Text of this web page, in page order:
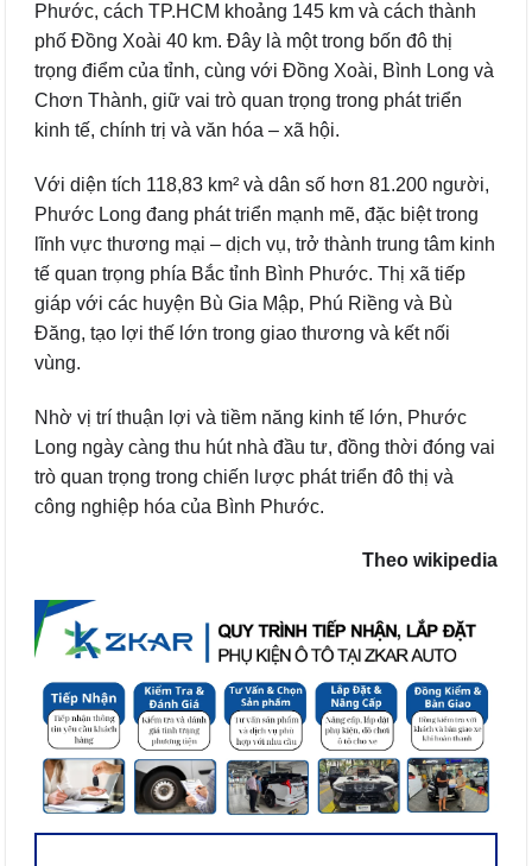
Phước, cách TP.HCM khoảng 145 km và cách thành
phố Đồng Xoài 40 km. Đây là một trong bốn đô thị
trọng điểm của tỉnh, cùng với Đồng Xoài, Bình Long và
Chơn Thành, giữ vai trò quan trọng trong phát triển
kinh tế, chính trị và văn hóa – xã hội.
Với diện tích 118,83 km² và dân số hơn 81.200 người,
Phước Long đang phát triển mạnh mẽ, đặc biệt trong
lĩnh vực thương mại – dịch vụ, trở thành trung tâm kinh
tế quan trọng phía Bắc tỉnh Bình Phước. Thị xã tiếp
giáp với các huyện Bù Gia Mập, Phú Riềng và Bù
Đăng, tạo lợi thế lớn trong giao thương và kết nối
vùng.
Nhờ vị trí thuận lợi và tiềm năng kinh tế lớn, Phước
Long ngày càng thu hút nhà đầu tư, đồng thời đóng vai
trò quan trọng trong chiến lược phát triển đô thị và
công nghiệp hóa của Bình Phước.
Theo wikipedia